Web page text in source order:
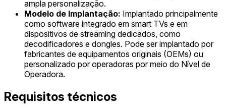
ampla personalização.
Modelo de Implantação: Implantado principalmente
como software integrado em smart TVs e em
dispositivos de streaming dedicados, como
decodificadores e dongles. Pode ser implantado por
fabricantes de equipamentos originais (OEMs) ou
personalizado por operadoras por meio do Nível de
Operadora.
Requisitos técnicos